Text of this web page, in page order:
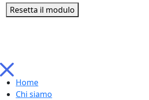
Resetta il modulo
Home
Chi siamo